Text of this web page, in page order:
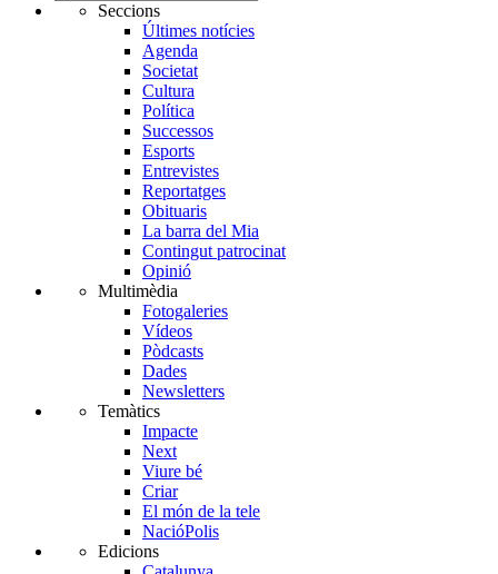
Seccions
Últimes notícies
Agenda
Societat
Cultura
Política
Successos
Esports
Entrevistes
Reportatges
Obituaris
La barra del Mia
Contingut patrocinat
Opinió
Multimèdia
Fotogaleries
Vídeos
Pòdcasts
Dades
Newsletters
Temàtics
Impacte
Next
Viure bé
Criar
El món de la tele
NacióPolis
Edicions